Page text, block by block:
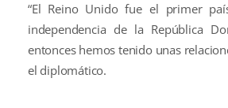
“El Reino Unido fue el primer
independencia de la República
entonces hemos tenido unas
el diplomático.